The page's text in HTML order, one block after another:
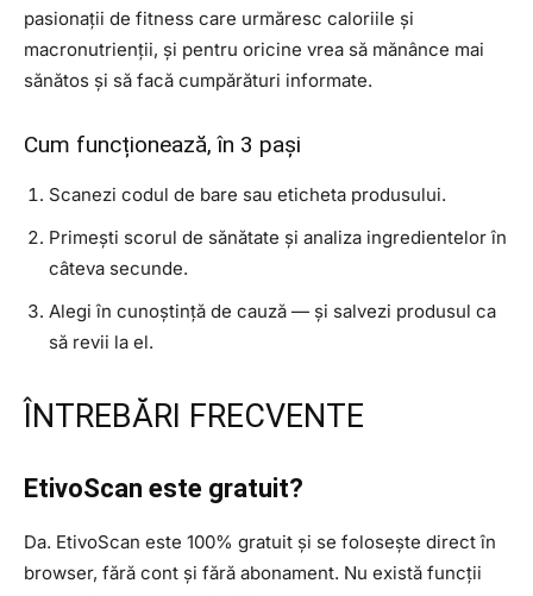
pasionații de fitness care urmăresc caloriile și
macronutrienții, și pentru oricine vrea să mănânce mai
sănătos și să facă cumpărături informate.
Cum funcționează, în 3 pași
Scanezi codul de bare sau eticheta produsului.
Primești scorul de sănătate și analiza ingredientelor în
câteva secunde.
Alegi în cunoștință de cauză — și salvezi produsul ca
să revii la el.
ÎNTREBĂRI FRECVENTE
EtivoScan este gratuit?
Da. EtivoScan este 100% gratuit și se folosește direct în
browser, fără cont și fără abonament. Nu există funcții